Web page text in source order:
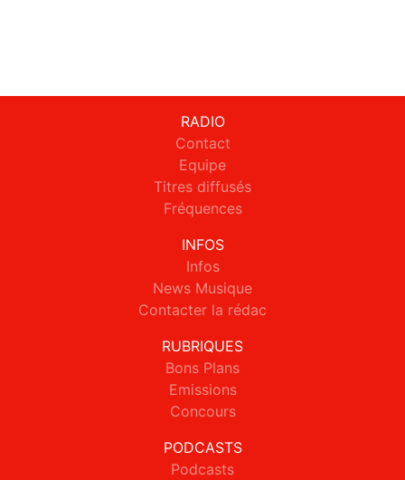
RADIO
Contact
Equipe
Titres diffusés
Fréquences
INFOS
Infos
News Musique
Contacter la rédac
RUBRIQUES
Bons Plans
Emissions
Concours
PODCASTS
Podcasts